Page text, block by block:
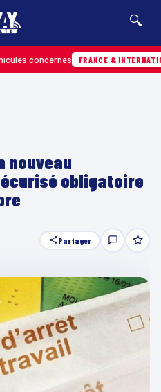
🔍
FRANCE & INTERNATIONALE
nouveau
obligatoire
Partager